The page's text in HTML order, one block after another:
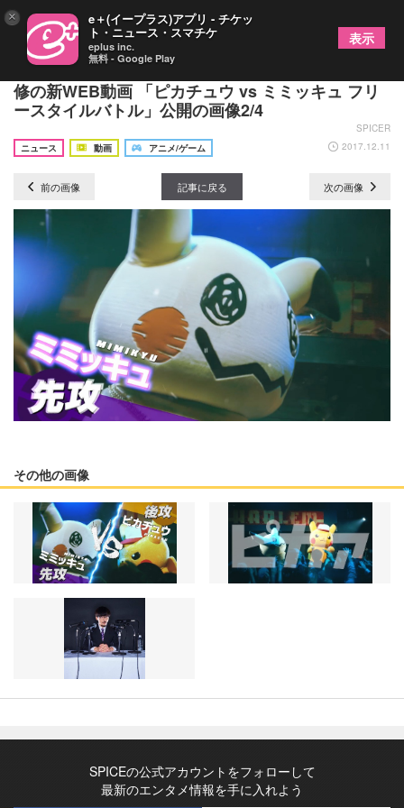
世界初!? ポケモンのガチラップバトル DOTAMA監
修の新WEB動画 「ピカチュウ vs ミミッキュ フリ
ースタイルバトル」公開の画像2/4
SPICER
ニュース
動画 アニメ/ゲーム 2017.12.11
前の画像 記事に戻る 次の画像
その他の画像
SPICEの公式アカウントをフォローして
最新のエンタメ情報を手に入れよう
× e＋(イープラス)アプリ - チケッ
ト・ニュース・スマチケ
eplus inc.
無料 - Google Play
表示